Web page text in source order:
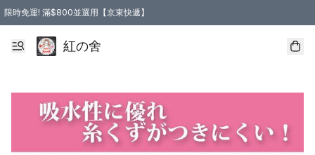
限時免運! 滿$800並選用【京東快遞】
紅の舍